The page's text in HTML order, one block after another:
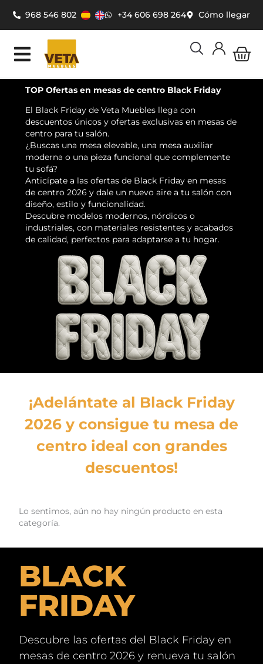
contenido
968 546 802 +34 606 698 264 Cómo llegar
TOP Ofertas en mesas de centro Black Friday
El Black Friday de Veta Muebles llega con
descuentos únicos y ofertas exclusivas en mesas de
centro para tu salón.
¿Buscas una mesa elevable, una mesa auxiliar
moderna o una pieza funcional que complemente
tu sofá?
Anticípate a las ofertas de Black Friday en mesas
de centro 2026 y dale un nuevo aire a tu salón con
diseño, estilo y funcionalidad.
Descubre modelos modernos, nórdicos o
industriales, con materiales resistentes y acabados
de calidad, perfectos para adaptarse a tu hogar.
¡Adelántate al Black Friday
2026 y consigue tu mesa de
centro ideal con grandes
descuentos!
Lo sentimos, aún no hay ningún producto en esta
categoría.
BLACK
FRIDAY
Descubre las ofertas del Black Friday en
mesas de centro 2026 y renueva tu salón